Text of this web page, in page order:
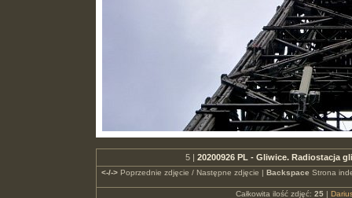
5 | 20200926 PL - Gliwice. Radiostacja
<-/->Poprzednie zdjęcie / Następne zdjęcie | Backspace Strona
Całkowita ilość zdjęć: 25|